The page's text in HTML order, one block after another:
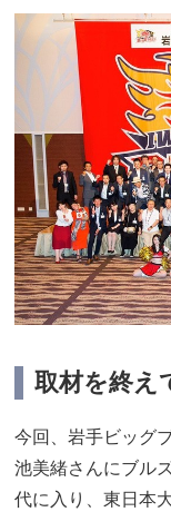
取材を終え
今回、岩手ビッグ
池美緒さんにブル
代に入り、東日本